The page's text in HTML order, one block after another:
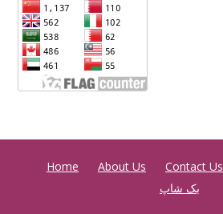
Home About Us Contact Us
بک شاپ